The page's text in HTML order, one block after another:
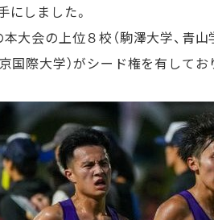
にしました。
大会の上位８校（駒澤大学、青山
国際大学）がシード権を有して